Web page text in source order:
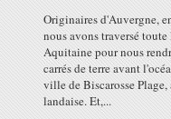
Originaires d'Auvergne,
nous avons traversé
Aquitaine pour nous
carrés de terre avant
ville de Biscarosse
landaise. Et,...